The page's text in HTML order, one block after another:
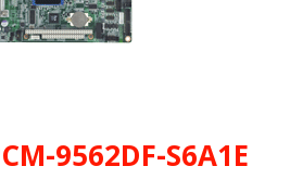
9562DF-S6A1E